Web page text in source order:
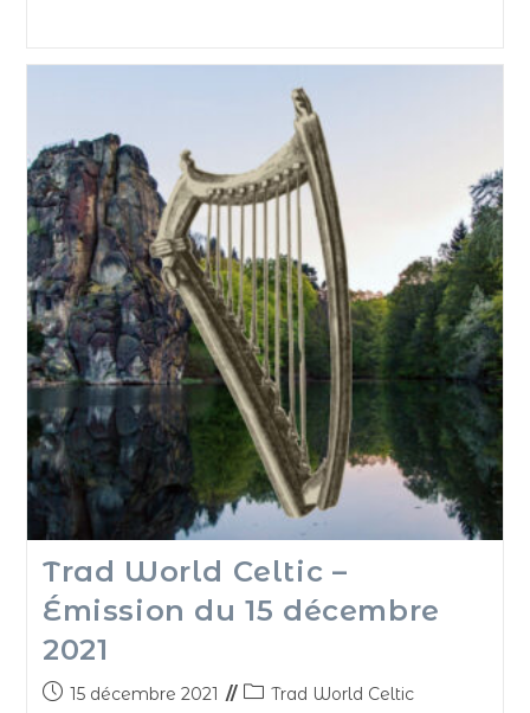
Trad World Celtic –
Émission du 15 décembre
2021
15 décembre 2021 Trad World Celtic